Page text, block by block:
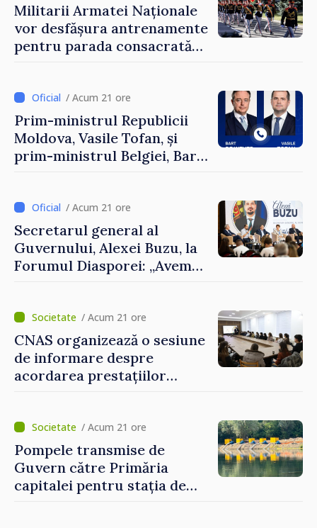
Militarii Armatei Naționale
vor desfășura antrenamente
pentru parada consacrată
/ Acum 21 ore
Prim-ministrul Republicii
Moldova, Vasile Tofan, și
prim-ministrul Belgiei, Bart
al Republicii Moldova.
/ Acum 21 ore
Secretarul general al
Guvernului, Alexei Buzu, la
Forumul Diasporei: „Avem
construi comunități mai
puternice”
/ Acum 21 ore
CNAS organizează o sesiune
de informare despre
acordarea prestațiilor
invitați să se înscrie la
eveniment
/ Acum 21 ore
Pompele transmise de
Guvern către Primăria
capitalei pentru stația de